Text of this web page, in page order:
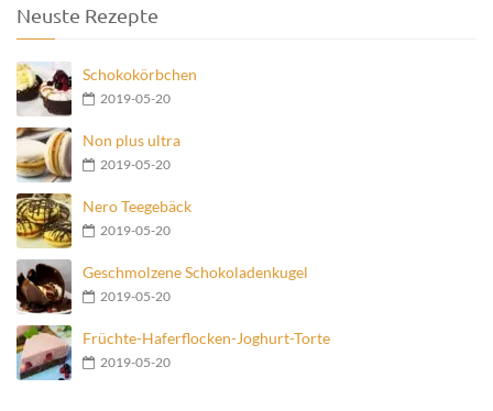
Neuste Rezepte
Schokokörbchen
2019-05-20
Non plus ultra
2019-05-20
Nero Teegebäck
2019-05-20
Geschmolzene Schokoladenkugel
2019-05-20
Früchte-Haferflocken-Joghurt-Torte
2019-05-20